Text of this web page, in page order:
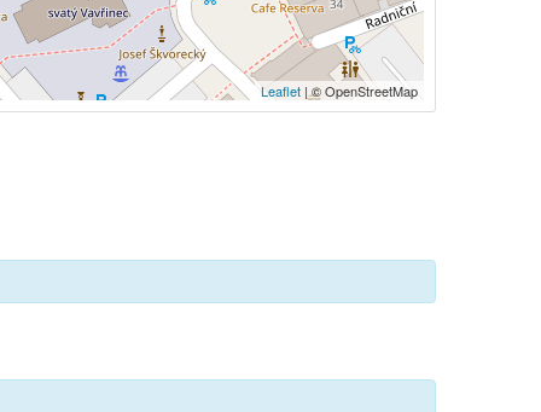
Leaflet | © OpenStreetMap